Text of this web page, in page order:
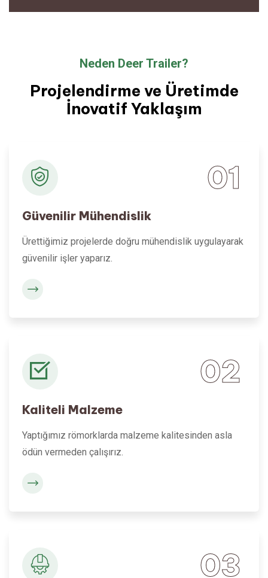
Neden Deer Trailer?
Projelendirme ve Üretimde
İnovatif Yaklaşım
01
Güvenilir Mühendislik
Ürettiğimiz projelerde doğru mühendislik uygulayarak
güvenilir işler yaparız.
02
Kaliteli Malzeme
Yaptığımız römorklarda malzeme kalitesinden asla
ödün vermeden çalışırız.
03